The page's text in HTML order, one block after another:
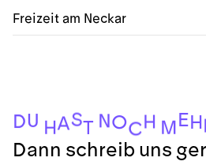
Freizeit am Neckar
DU H AST N OC H M E H
Dann schreib uns